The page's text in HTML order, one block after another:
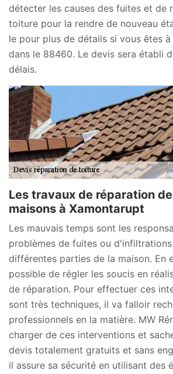
détecter les causes des fuites et de
toiture pour la rendre de nouveau
le pour plus de détails si vous êtes
dans le 88460. Le devis sera établi
délais.
Les travaux de réparation
maisons à Xamontarupt
Les mauvais temps sont les
problèmes de fuites ou
différentes parties de la maison. En
possible de régler les soucis en
de réparation. Pour effectuer ces
sont très techniques, il va falloir
professionnels en la matière. MW
charger de ces interventions et
devis totalement gratuits et sans
il assure sa sécurité en utilisant des